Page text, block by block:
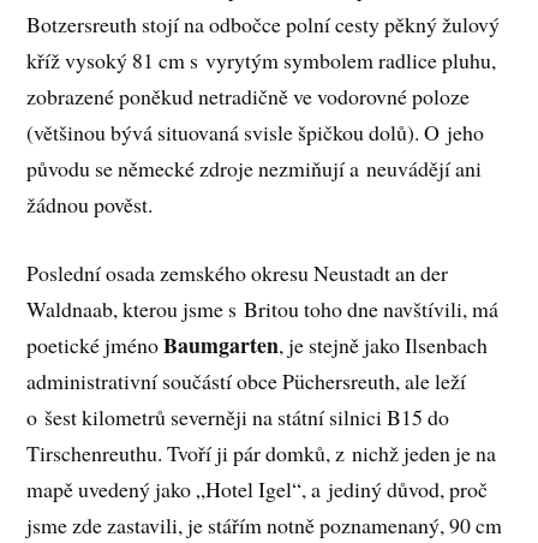
Botzersreuth stojí na odbočce polní cesty pěkný žulový
kříž vysoký 81 cm s vyrytým symbolem radlice pluhu,
zobrazené poněkud netradičně ve vodorovné poloze
(většinou bývá situovaná svisle špičkou dolů). O jeho
původu se německé zdroje nezmiňují a neuvádějí ani
žádnou pověst.
Poslední osada zemského okresu Neustadt an der
Waldnaab, kterou jsme s Britou toho dne navštívili, má
poetické jménoBaumgarten, je stejně jako Ilsenbach
administrativní součástí obce Püchersreuth, ale leží
o šest kilometrů severněji na státní silnici B15 do
Tirschenreuthu. Tvoří ji pár domků, z nichž jeden je na
mapě uvedený jako „Hotel Igel“, a jediný důvod, proč
jsme zde zastavili, je stářím notně poznamenaný, 90 cm